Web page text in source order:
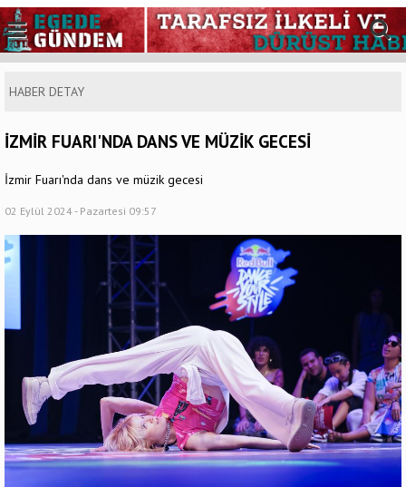
HABER DETAY
İZMİR FUARI'NDA DANS VE MÜZİK GECESİ
İzmir Fuarı'nda dans ve müzik gecesi
02 Eylül 2024 - Pazartesi 09:57